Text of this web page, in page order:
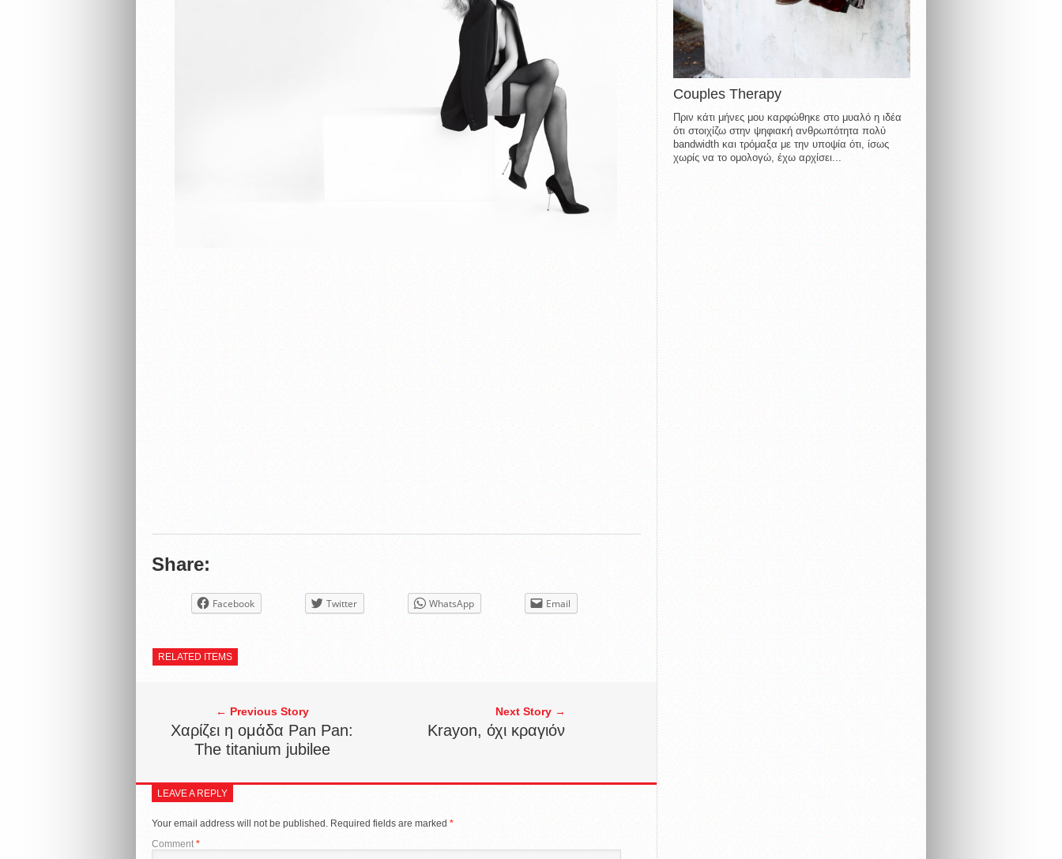
Share:
Facebook Twitter WhatsApp Email
RELATED ITEMS
← Previous Story
Χαρίζει η ομάδα Pan Pan:
The titanium jubilee
Next Story →
Krayon, όχι κραγιόν
LEAVE A REPLY
Your email address will not be published. Required fields are marked *
Comment *
Couples Therapy
Πριν κάτι μήνες μου καρφώθηκε στο μυαλό η ιδέα
ότι στοιχίζω στην ψηφιακή ανθρωπότητα πολύ
bandwidth και τρόμαξα με την υποψία ότι, ίσως
χωρίς να το ομολογώ, έχω αρχίσει...